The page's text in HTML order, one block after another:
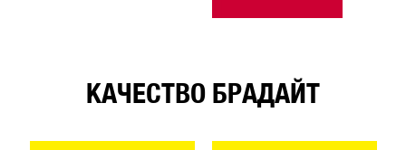
КАЧЕСТВО БРАДАЙТ